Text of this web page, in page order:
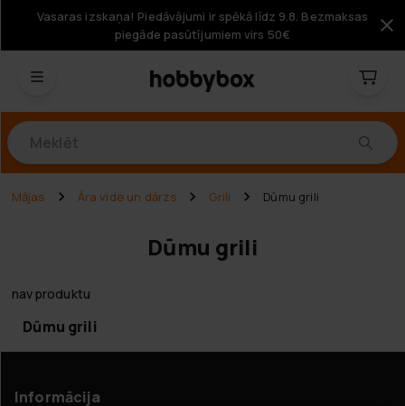
Vasaras izskaņa! Piedāvājumi ir spēkā līdz 9.8. Bezmaksas
piegāde pasūtījumiem virs 50€
Mājas Āra vide un dārzs Grili Dūmu grili
Dūmu grili
nav produktu
Dūmu grili
Informācija